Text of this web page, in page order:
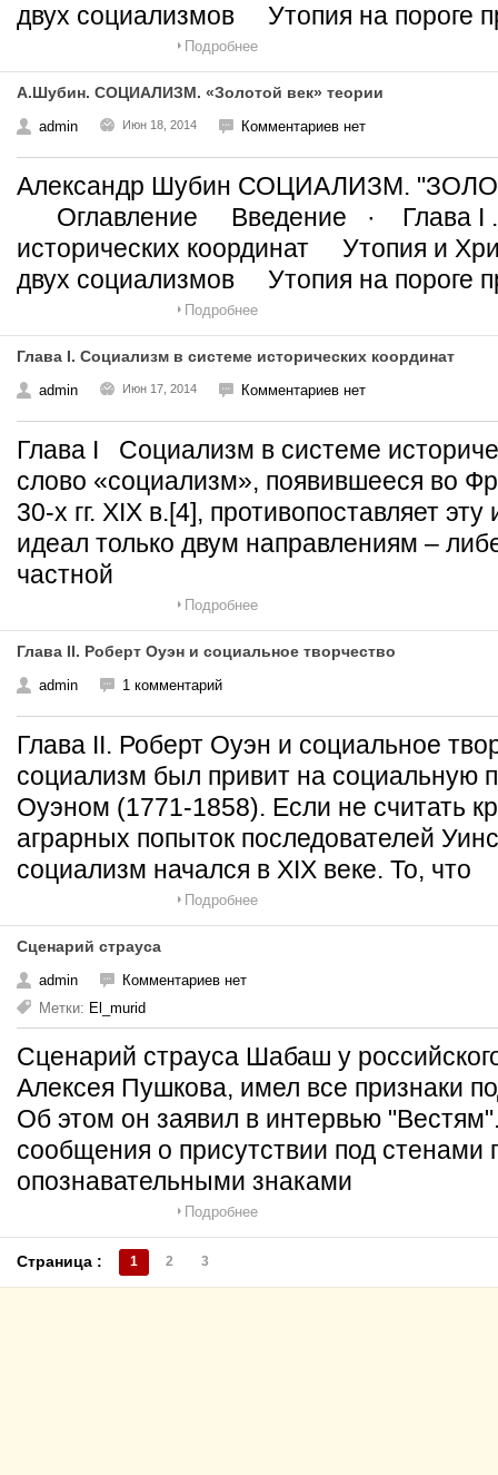
двух социализмов Утопия на пороге
Подробнее
А.Шубин. СОЦИАЛИЗМ. «Золотой век» теории
admin Июн 18, 2014 Комментариев нет
Александр Шубин СОЦИАЛИЗМ.
Оглавление Введение · Глава I .
исторических координат Утопия и
двух социализмов Утопия на пороге
Подробнее
Глава I. Социализм в системе исторических координат
admin Июн 17, 2014 Комментариев нет
Глава I Социализм в системе
слово «социализм», появившееся во
30-х гг. XIX в.[4], противопоставляет
идеал только двум направлениям –
частной
Подробнее
Глава II. Роберт Оуэн и социальное творчество
admin 1 комментарий
Глава II. Роберт Оуэн и социальное
социализм был привит на социальную
Оуэном (1771-1858). Если не считать
аграрных попыток последователей
социализм начался в XIX веке. То, что
Подробнее
Сценарий страуса
admin
Комментариев нет
Метки: El_murid
Сценарий страуса Шабаш у
Алексея Пушкова, имел все признаки
Об этом он заявил в интервью
сообщения о присутствии под стенами
опознавательными знаками
Подробнее
Страница : 1 2 3